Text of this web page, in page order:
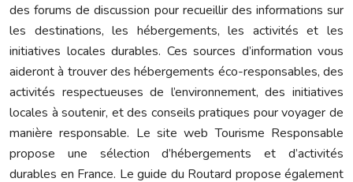
des forums de discussion pour recueillir des informations sur
les destinations, les hébergements, les activités et les
initiatives locales durables. Ces sources d’information vous
aideront à trouver des hébergements éco-responsables, des
activités respectueuses de l’environnement, des initiatives
locales à soutenir, et des conseils pratiques pour voyager de
manière responsable. Le site web Tourisme Responsable
propose une sélection d’hébergements et d’activités
durables en France. Le guide du Routard propose également